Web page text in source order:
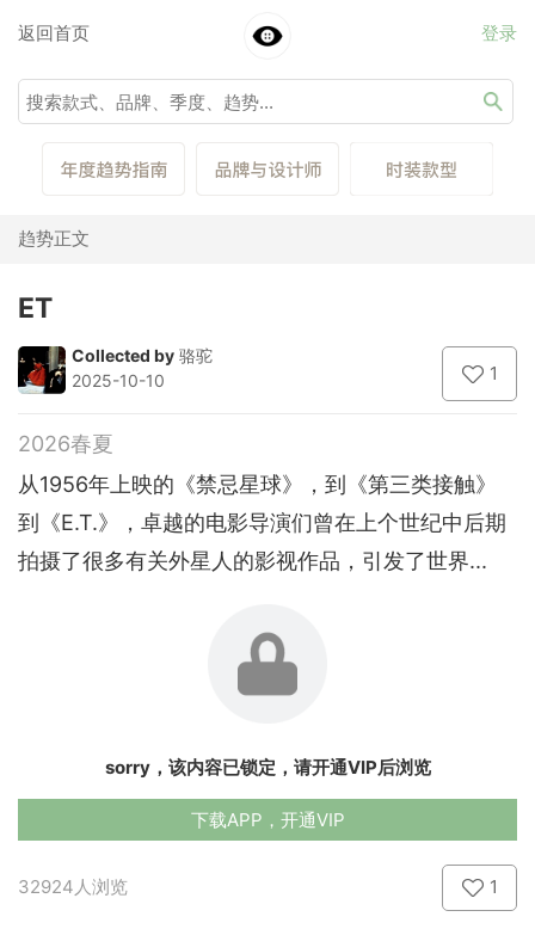
返回首页 登录
趋势正文
ET
Collected by 骆驼
2025-10-10
1
2026春夏
从1956年上映的《禁忌星球》，到《第三类接触》
到《E.T.》，卓越的电影导演们曾在上个世纪中后期
拍摄了很多有关外星人的影视作品，引发了世界...
sorry，该内容已锁定，请开通VIP后浏览
下载APP，开通VIP
32924人浏览 1